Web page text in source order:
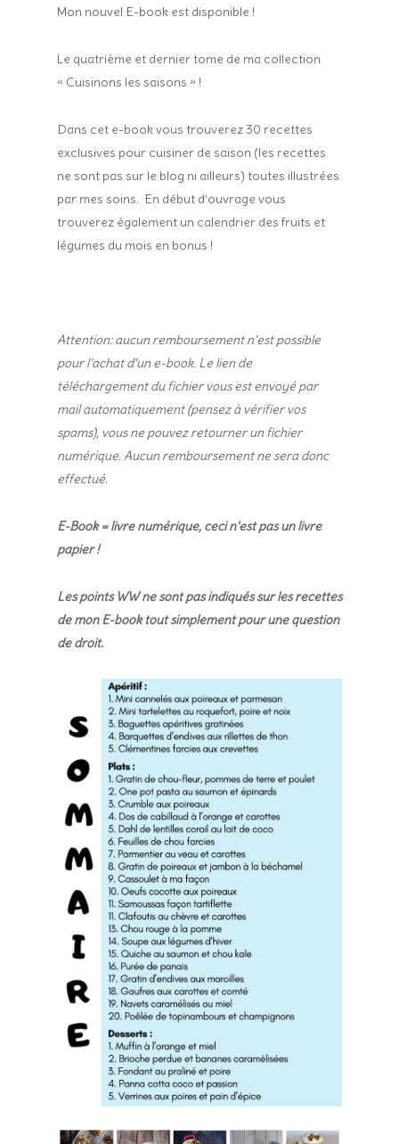
Mon nouvel E-book est disponible !
Le quatrième et dernier tome de ma collection
« Cuisinons les saisons » !
Dans cet e-book vous trouverez 30 recettes
exclusives pour cuisiner de saison (les recettes
ne sont pas sur le blog ni ailleurs) toutes illustrées
par mes soins. En début d’ouvrage vous
trouverez également un calendrier des fruits et
légumes du mois en bonus !
Attention: aucun remboursement n’est possible
pour l’achat d’un e-book. Le lien de
téléchargement du fichier vous est envoyé par
mail automatiquement (pensez à vérifier vos
spams), vous ne pouvez retourner un fichier
numérique. Aucun remboursement ne sera donc
effectué.
E-Book = livre numérique, ceci n’est pas un livre
papier !
Les points WW ne sont pas indiqués sur les recettes
de mon E-book tout simplement pour une question
de droit.